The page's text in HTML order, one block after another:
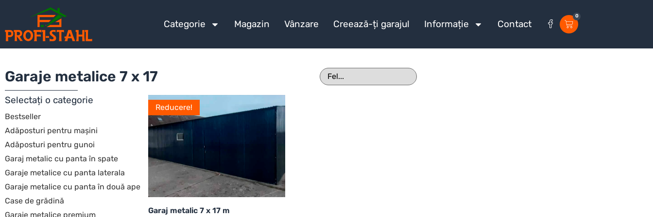
Categorie Magazin Vânzare Creează-ți garajul Informație Contact
0
Garaje metalice 7 x 17
Selectați o categorie
Bestseller
Adăposturi pentru mașini
Adăposturi pentru gunoi
Garaj metalic cu panta în spate
Garaje metalice cu panta laterala
Garaje metalice cu panta în două ape
Case de grădină
Garaje metalice premium
Reducere!
Garaj metalic 7 x 17 m